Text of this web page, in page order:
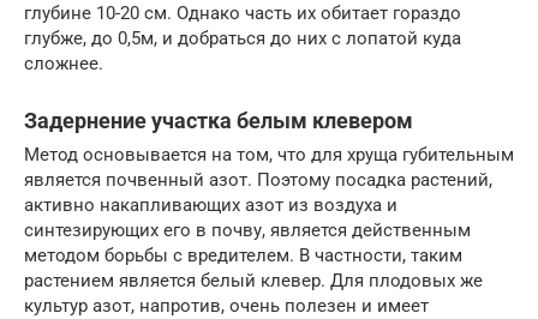
глубине 10-20 см. Однако часть их обитает гораздо
глубже, до 0,5м, и добраться до них с лопатой куда
сложнее.
Задернение участка белым клевером
Метод основывается на том, что для хруща губительным
является почвенный азот. Поэтому посадка растений,
активно накапливающих азот из воздуха и
синтезирующих его в почву, является действенным
методом борьбы с вредителем. В частности, таким
растением является белый клевер. Для плодовых же
культур азот, напротив, очень полезен и имеет